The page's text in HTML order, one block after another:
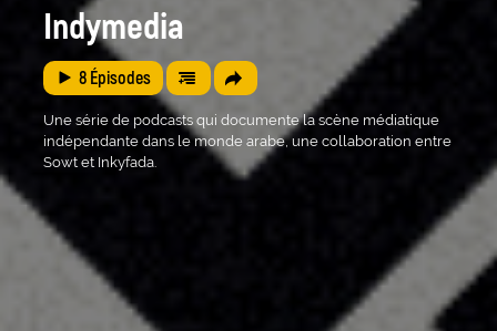
Indymedia
8 Épisodes
Une série de podcasts qui documente la scène médiatique
indépendante dans le monde arabe, une collaboration entre
Sowt et Inkyfada.